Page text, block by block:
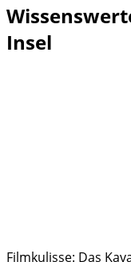
Insel
Filmkulisse: Das